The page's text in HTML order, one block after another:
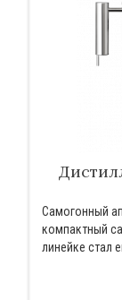
Самогонный
компактный
линейке стал